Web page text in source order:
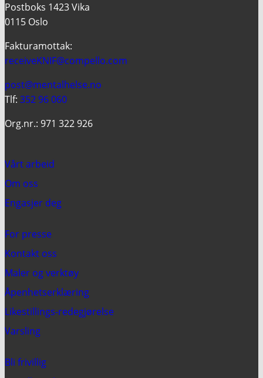
Postboks 1423 Vika
0115 Oslo
Fakturamottak:
receiveKNIF@compello.com
post@mentalhelse.no
Tlf: 352 96 060
Org.nr.: 971 322 926
Vårt arbeid
Om oss
Engasjer deg
For presse
Kontakt oss
Maler og verktøy
Åpenhetserklæring
Likestillings-redegjørelse
Varsling
Bli frivillig